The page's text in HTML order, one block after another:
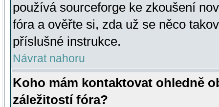
používá sourceforge ke zkoušení
fóra a ověřte si, zda už se něco
příslušné instrukce.
Návrat nahoru
Koho mám kontaktovat ohledně
záležitostí fóra?